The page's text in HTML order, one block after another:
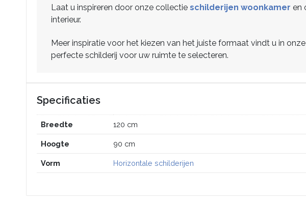
Laat u inspireren door onze collectie schilderijen woonkamer en
interieur.
Meer inspiratie voor het kiezen van het juiste formaat vindt u in
perfecte schilderij voor uw ruimte te selecteren.
Specificaties
Breedte 120 cm
Hoogte 90 cm
Vorm Horizontale schilderijen